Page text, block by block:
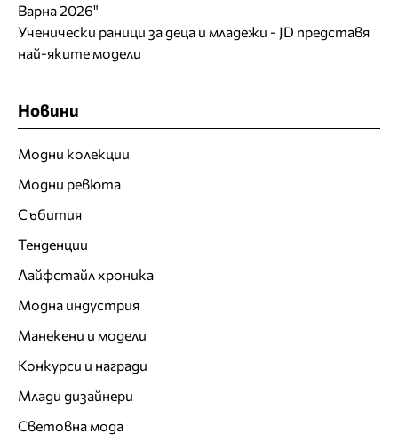
Варна 2026"
Ученически раници за деца и младежи - JD представя
най-яките модели
Новини
Модни колекции
Модни ревюта
Събития
Тенденции
Лайфстайл хроника
Модна индустрия
Манекени и модели
Конкурси и награди
Млади дизайнери
Световна мода